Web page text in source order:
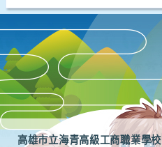
高雄市立海青高級工商職業學校